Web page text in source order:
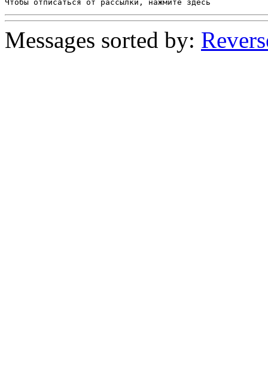
Messages sorted by: